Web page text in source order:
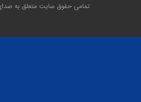
تمامی حقوق سایت متعلق به